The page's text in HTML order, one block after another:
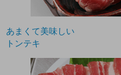
あまくて美味しい
トンテキ